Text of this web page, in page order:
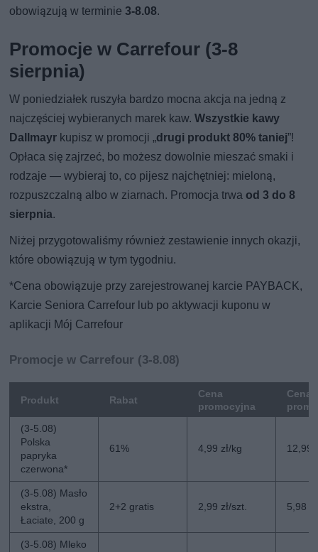
obowiązują w terminie3-8.08.
Promocje w Carrefour (3-8
sierpnia)
W poniedziałek ruszyła bardzo mocna akcja na jedną z
najczęściej wybieranych marek kaw.Wszystkie kawy
Dallmayr kupisz w promocji „drugi produkt 80% taniej”!
Opłaca się zajrzeć, bo możesz dowolnie mieszać smaki i
rodzaje — wybieraj to, co pijesz najchętniej: mieloną,
rozpuszczalną albo w ziarnach. Promocja trwa od 3 do 8
sierpnia.
Niżej przygotowaliśmy również zestawienie innych okazji,
które obowiązują w tym tygodniu.
*Cena obowiązuje przy zarejestrowanej karcie PAYBACK,
Karcie Seniora Carrefour lub po aktywacji kuponu w
aplikacji Mój Carrefour
Promocje w Carrefour (3-8.08)
Produkt Rabat
Cena
promocyjna
Cena
(3-5.08)
Polska
papryka
czerwona*
61% 4,99 zł/kg 12,99
(3-5.08) Masło
ekstra,
Łaciate, 200 g
2+2 gratis 2,99 zł/szt. 5,98
(3-5.08) Mleko